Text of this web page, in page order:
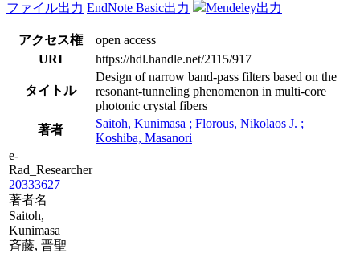
ファイル出力 EndNote Basic出力 Mendeley出力
アクセス権
open access
URI
https://hdl.handle.net/2115/917
タイトル
Design of narrow band-pass filters based on the
resonant-tunneling phenomenon in multi-core
photonic crystal fibers
著者
Saitoh, Kunimasa ; Florous, Nikolaos J. ;
Koshiba, Masanori
e-
Rad_Researcher
20333627
著者名
Saitoh,
Kunimasa
斉藤, 晋聖